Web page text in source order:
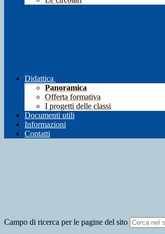
Didattica
Panoramica
Offerta formativa
I progetti delle classi
Documenti utili
Informazioni
Contatti
Campo di ricerca per le pagine del sito